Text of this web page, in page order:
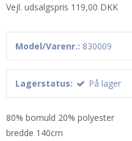
Vejl. udsalgspris 119,00 DKK
Model/Varenr.: 830009
Lagerstatus: På lager
80% bomuld 20% polyester
bredde 140cm